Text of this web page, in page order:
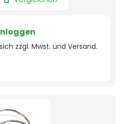
zzgl. Mwst. und Versand.